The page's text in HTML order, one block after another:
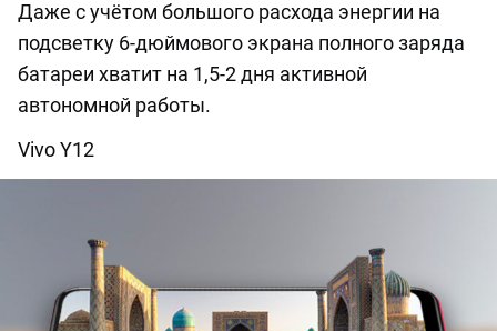
Даже с учётом большого расхода энергии на
подсветку 6-дюймового экрана полного заряда
батареи хватит на 1,5-2 дня активной
автономной работы.
Vivo Y12